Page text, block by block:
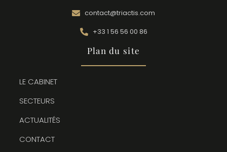
contact@triactis.com
+33 1 56 56 00 86
Plan du site
LE CABINET
SECTEURS
ACTUALITÉS
CONTACT